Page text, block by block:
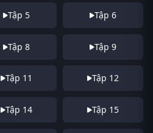
Tập 5 Tập 6
Tập 8 Tập 9
Tập 11 Tập 12
Tập 14 Tập 15